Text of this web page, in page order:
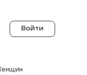
Войти